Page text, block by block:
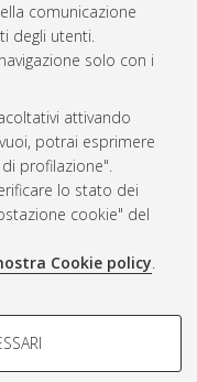
comunicazione
degli utenti.
solo con i
attivando
potrai esprimere
profilazione".
lo stato dei
cookie" del
Cookie policy.